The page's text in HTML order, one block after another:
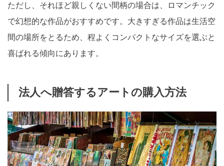
ただし、それほど親しくない間柄の場合は、ロマンチック
で幻想的な作品がおすすめです。大きすぎる作品は生活空
間の場所をとるため、程よくコンパクトなサイズを選ぶと
喜ばれる傾向にあります。
法人へ贈答するアートの購入方法